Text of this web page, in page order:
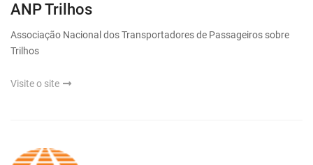
ANP Trilhos
Associação Nacional dos Transportadores de Passageiros sobre
Trilhos
Visite o site